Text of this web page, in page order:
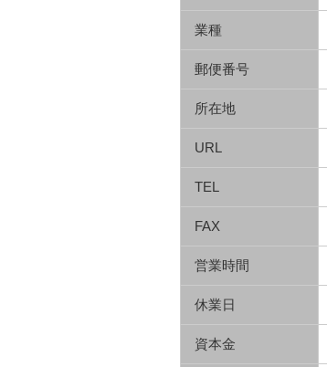
業種
郵便番号
所在地
URL
TEL
FAX
営業時間
休業日
資本金